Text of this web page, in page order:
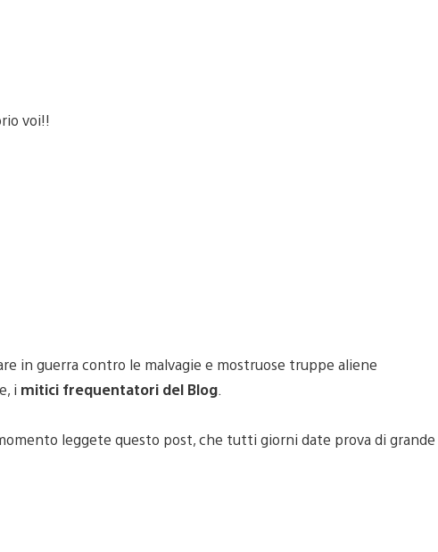
voi!!
in guerra contro le malvagie e mostruose truppe aliene
i mitici frequentatori del Blog
leggete questo post, che tutti giorni date prova di grande